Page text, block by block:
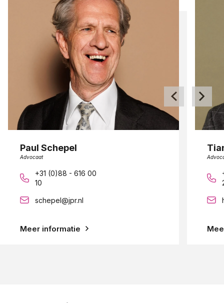
Paul Schepel
Advocaat
+31 (0)88 - 616 00
10
schepel@jpr.nl
Meer informatie